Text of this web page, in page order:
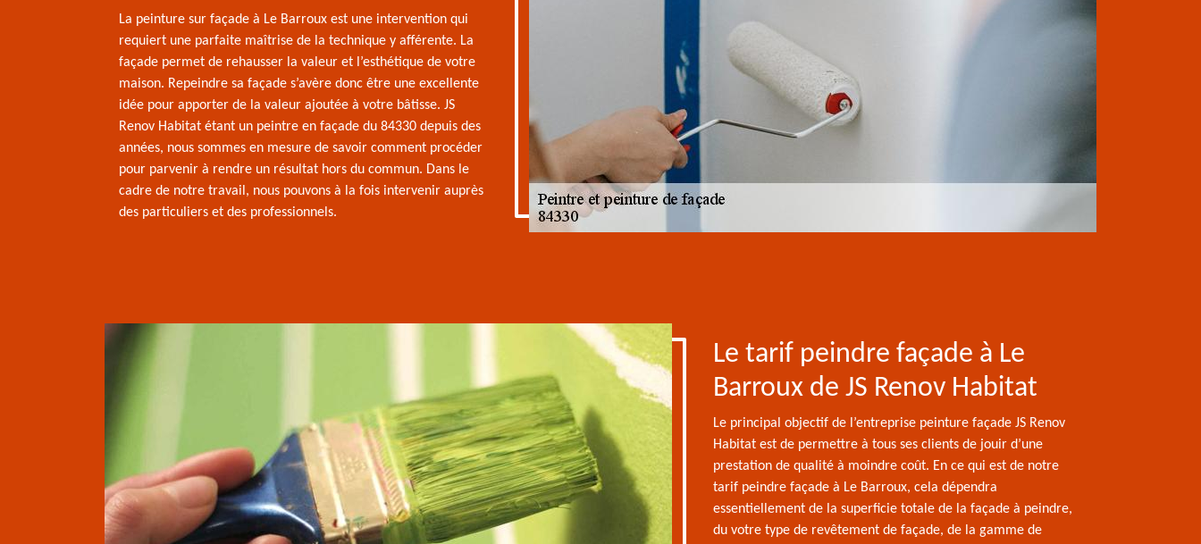
La peinture sur façade à Le Barroux est une intervention qui
requiert une parfaite maîtrise de la technique y afférente. La
façade permet de rehausser la valeur et l’esthétique de votre
maison. Repeindre sa façade s’avère donc être une excellente
idée pour apporter de la valeur ajoutée à votre bâtisse. JS
Renov Habitat étant un peintre en façade du 84330 depuis des
années, nous sommes en mesure de savoir comment procéder
pour parvenir à rendre un résultat hors du commun. Dans le
cadre de notre travail, nous pouvons à la fois intervenir auprès
des particuliers et des professionnels.
Le tarif peindre façade à Le
Barroux de JS Renov Habitat
Le principal objectif de l’entreprise peinture façade JS Renov
Habitat est de permettre à tous ses clients de jouir d’une
prestation de qualité à moindre coût. En ce qui est de notre
tarif peindre façade à Le Barroux, cela dépendra
essentiellement de la superficie totale de la façade à peindre,
du votre type de revêtement de façade, de la gamme de